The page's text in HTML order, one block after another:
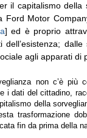
il capitalismo
Ford Motor
] ed è proprio
dell’esistenza;
agli apparati di
non c’è
i dati del cittadino,
della
trasformazione
fin da prima della